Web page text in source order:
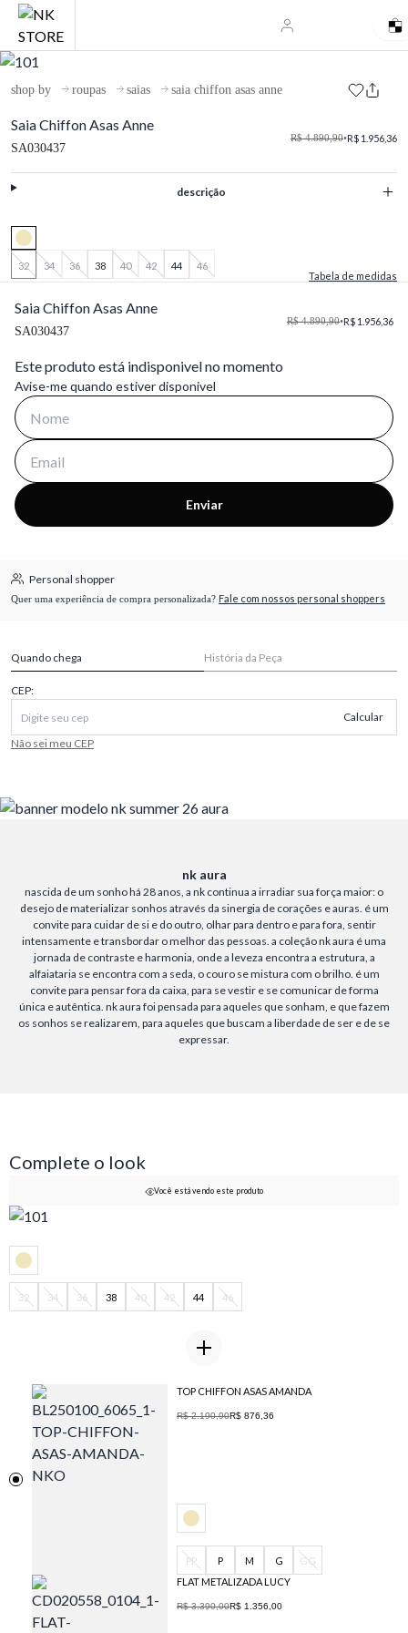
shop by roupas saias saia chiffon asas anne
Saia Chiffon Asas Anne
SA030437
R$ 4.890,90•R$ 1.956,36
descrição
32 34 36 38 40 42 44
46
Tabela de medidas
Saia Chiffon Asas Anne
SA030437
R$ 4.890,90•R$ 1.956,36
Este produto está indisponivel no momento
Avise-me quando estiver disponivel
Enviar
Personal shopper
Quer uma experiência de compra personalizada? Fale com nossos personal shoppers
Quando chega História da Peça
CEP:
Calcular
Não sei meu CEP
nk aura
nascida de um sonho há 28 anos, a nk continua a irradiar sua força maior: o
desejo de materializar sonhos através da sinergia de corações e auras. é um
convite para cuidar de si e do outro, olhar para dentro e para fora, sentir
intensamente e transbordar o melhor das pessoas. a coleção nk aura é uma
jornada de contraste e harmonia, onde a leveza encontra a estrutura, a
alfaiataria se encontra com a seda, o couro se mistura com o brilho. é um
convite para pensar fora da caixa, para se vestir e se comunicar de forma
única e autêntica. nk aura foi pensada para aqueles que sonham, e que fazem
os sonhos se realizarem, para aqueles que buscam a liberdade de ser e de se
expressar.
Complete o look
Você está vendo este produto
32 34 36 38 40 42 44 46
TOP CHIFFON ASAS AMANDA
R$ 2.190,90R$ 876,36
PP P M G
GG
FLAT METALIZADA LUCY
R$ 3.390,00R$ 1.356,00